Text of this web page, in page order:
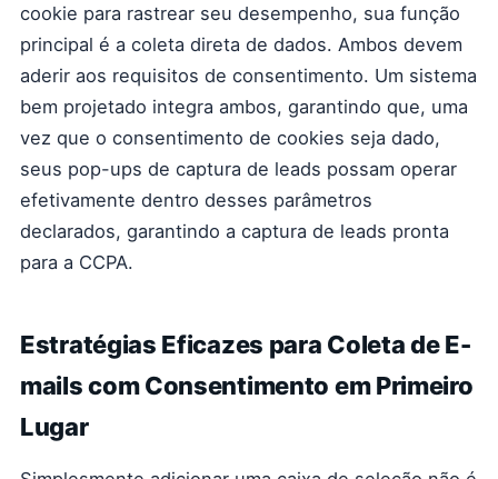
cookie para rastrear seu desempenho, sua função
principal é a coleta direta de dados. Ambos devem
aderir aos requisitos de consentimento. Um sistema
bem projetado integra ambos, garantindo que, uma
vez que o consentimento de cookies seja dado,
seus pop-ups de captura de leads possam operar
efetivamente dentro desses parâmetros
declarados, garantindo a captura de leads pronta
para a CCPA.
Estratégias Eficazes para Coleta de E-
mails com Consentimento em Primeiro
Lugar